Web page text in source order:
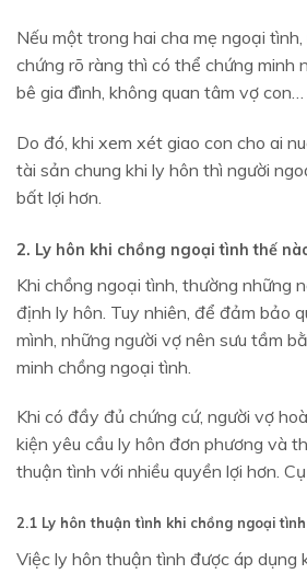
Nếu một trong hai cha mẹ ngoại
chứng rõ ràng thì có thể chứng minh
bê gia đình, không quan tâm vợ con…
Do đó, khi xem xét giao con cho ai
tài sản chung khi ly hôn thì người
bất lợi hơn.
2. Ly hôn khi chồng ngoại tình thế
Khi chồng ngoại tình, thường những
định ly hôn. Tuy nhiên, để đảm bảo
mình, những người vợ nên sưu tầm
minh chồng ngoại tình.
Khi có đầy đủ chứng cứ, người vợ
kiện yêu cầu ly hôn đơn phương và
thuận tình với nhiều quyền lợi hơn.
2.1 Ly hôn thuận tình khi chồng ngoại tình
Việc ly hôn thuận tình được áp dụng